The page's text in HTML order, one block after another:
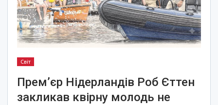
Світ
Прем’єр Нідерландів Роб Єттен
закликав квірну молодь не